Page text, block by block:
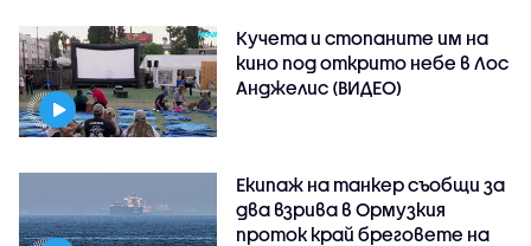
Кучета и стопаните им на
кино под открито небе в Лос
Анджелис (ВИДЕО)
Екипаж на танкер съобщи за
два взрива в Ормузкия
проток край бреговете на